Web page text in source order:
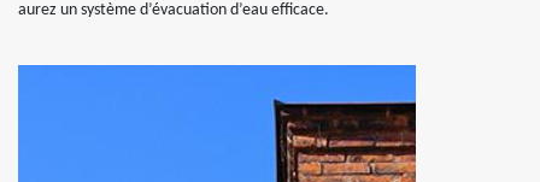
aurez un système d’évacuation d’eau efficace.